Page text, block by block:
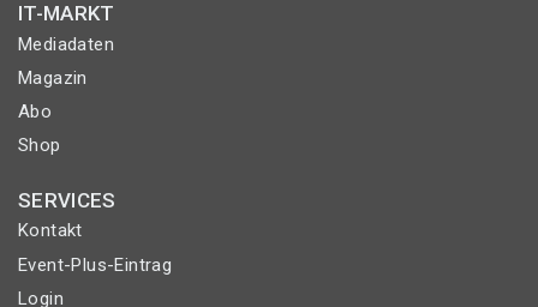
IT-MARKT
Mediadaten
Magazin
Abo
Shop
SERVICES
Kontakt
Event-Plus-Eintrag
Login